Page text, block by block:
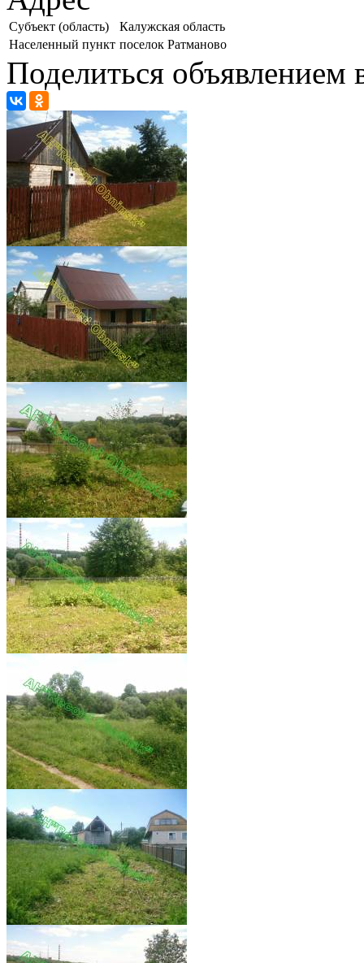
Субъект (область)
Калужская область
Населенный пункт поселок Ратманово
Поделиться объявлением